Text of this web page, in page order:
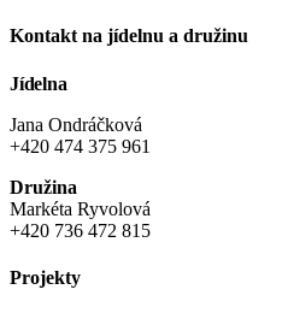
Kontakt na jídelnu a družinu
Jídelna
Jana Ondráčková
+420 474 375 961
Družina
Markéta Ryvolová
+420 736 472 815
Projekty